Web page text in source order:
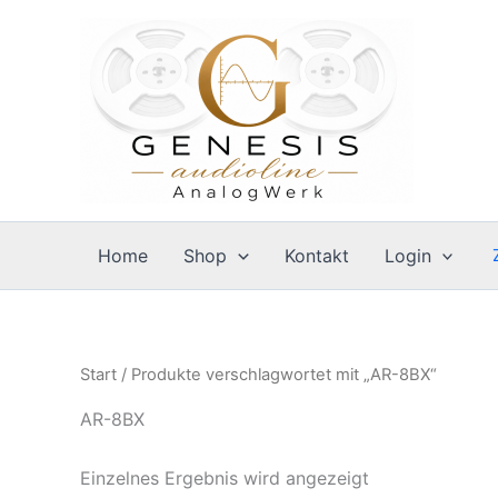
Home Shop Kontakt Login
Start / Produkte verschlagwortet mit „AR-8BX“
AR-8BX
Einzelnes Ergebnis wird angezeigt